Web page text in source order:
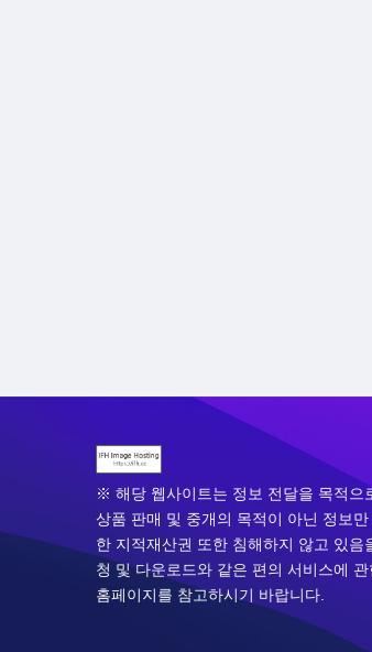
※ 해당 웹사이트는 정보 전달을 목적으
상품 판매 및 중개의 목적이 아닌 정보
한 지적재산권 또한 침해하지 않고 있음
청 및 다운로드와 같은 편의 서비스에
홈페이지를 참고하시기 바랍니다.